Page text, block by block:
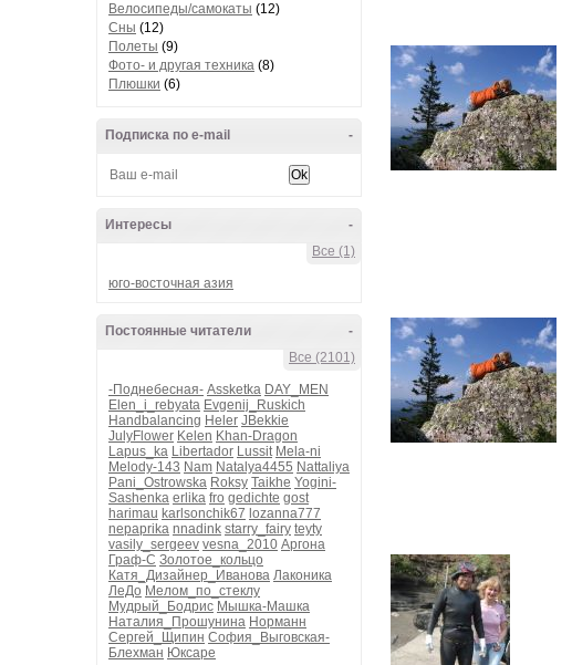
Велосипеды/самокаты (12)
Сны (12)
Полеты (9)
Фото- и другая техника (8)
Плюшки (6)
-
Подписка по e-mail
-
Интересы
Все (1)
юго-восточная азия
-
Постоянные читатели
Все (2101)
-Поднебесная- Assketka DAY_MEN
Elen_i_rebyata Evgenij_Ruskich
Handbalancing Heler JBekkie
JulyFlower Kelen Khan-Dragon
Lapus_ka Libertador Lussit Mela-ni
Melody-143 Nam Natalya4455 Nattaliya
Pani_Ostrowska Roksy Taikhe Yogini-
Sashenka erlika fro gedichte gost
harimau karlsonchik67 lozanna777
nepaprika nnadink starry_fairy teyty
vasily_sergeev vesna_2010 Аргона
Граф-С Золотое_кольцо
Катя_Дизайнер_Иванова Лаконика
ЛеДо Мелом_по_стеклу
Мудрый_Бодрис Мышка-Машка
Наталия_Прошунина Норманн
Сергей_Щипин София_Выговская-
Блехман Юксаре